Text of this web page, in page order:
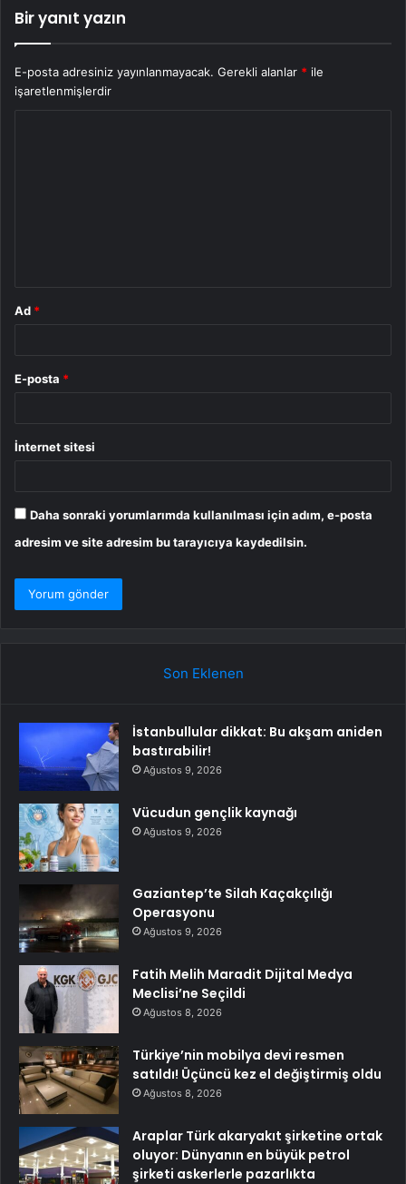
Bir yanıt yazın
E-posta adresiniz yayınlanmayacak. Gerekli alanlar * ile
işaretlenmişlerdir
Ad *
E-posta *
İnternet sitesi
Daha sonraki yorumlarımda kullanılması için adım, e-posta
adresim ve site adresim bu tarayıcıya kaydedilsin.
Son Eklenen
İstanbullular dikkat: Bu akşam aniden
bastırabilir!
Ağustos 9, 2026
Vücudun gençlik kaynağı
Ağustos 9, 2026
Gaziantep’te Silah Kaçakçılığı
Operasyonu
Ağustos 9, 2026
Fatih Melih Maradit Dijital Medya
Meclisi’ne Seçildi
Ağustos 8, 2026
Türkiye’nin mobilya devi resmen
satıldı! Üçüncü kez el değiştirmiş oldu
Ağustos 8, 2026
Araplar Türk akaryakıt şirketine ortak
oluyor: Dünyanın en büyük petrol
şirketi askerlerle pazarlıkta